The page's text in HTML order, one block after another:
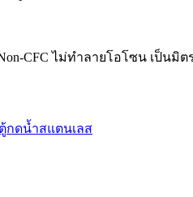
CFC ไม่ทำลายโอโซน เป็น
ตู้กดน้ำสแตนเลส